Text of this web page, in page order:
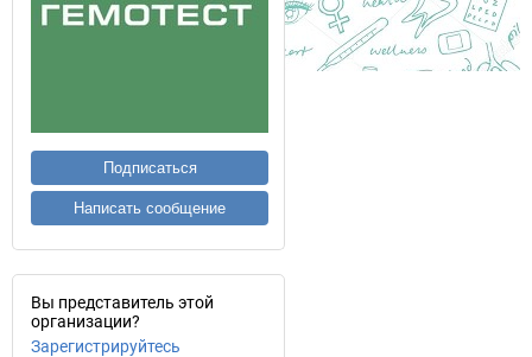
Подписаться
Написать сообщение
Вы представитель этой
организации?
Зарегистрируйтесь